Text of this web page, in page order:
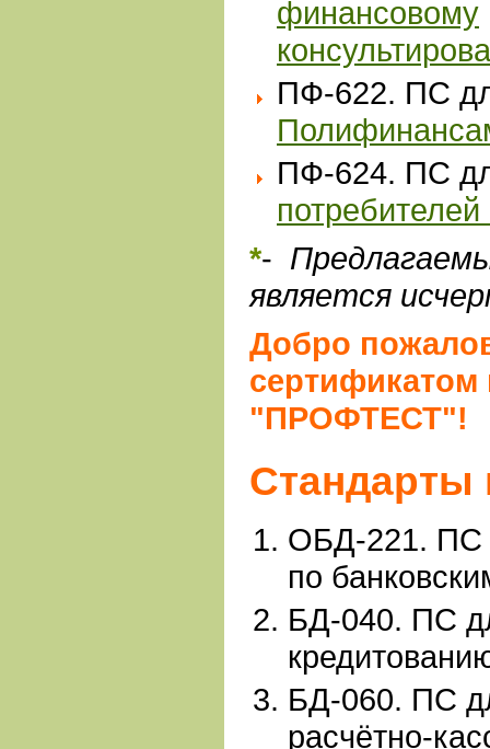
финансовому
ПФ-622. ПС
ПФ-624. ПС
*-
является
Добро
"ПРОФТЕСТ"!
Cтандарты
ОБД-221. ПС
по
БД-040. ПС
БД-060. ПС
расчётно-